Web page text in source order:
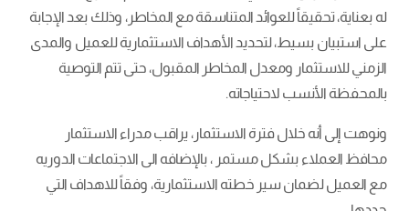
له بعناية، تحقيقاً للعوائد المتناسقة مع المخاطر، وذلك بعد الإجابة
على استبيان بسيط، لتحديد الأهداف الاستثمارية للعميل والمدى
الزمني للاستثمار ومعدل المخاطر المقبول، حتى تتم التوصية
بالمحفظة الأنسب لاحتياجاته.
ونوهت إلى أنه خلال فترة الاستثمار، يراقب مدراء الاستثمار
محافظ العملاء بشكل مستمر ، بالإضافه الى الاجتماعات الدوريه
مع العميل لضمان سير خطته الاستثمارية، وفقاً للاهداف التي